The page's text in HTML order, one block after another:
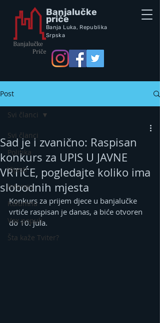
Banjalučke
priče
Banja Luka, Republika
Srpska
Post
Svi članci
Politika
Vijesti
Intervju
Kolumna
Vox populi
Šta kaže Tviter?
Svi članci
Sad je i zvanično: Raspisan
konkurs za UPIS U JAVNE
VRTIĆE, pogledajte koliko ima
slobodnih mjesta
Konkurs za prijem djece u banjalučke
vrtiće raspisan je danas, a biće otvoren
do 10. jula.